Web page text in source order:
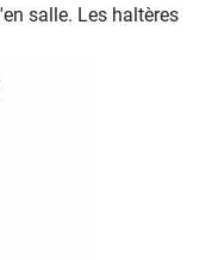
salle. Les haltères